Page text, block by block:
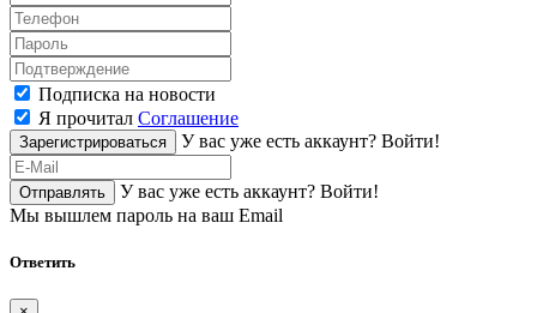
Подписка на новости
Я прочитал Соглашение
Зарегистрироваться У вас уже есть аккаунт? Войти!
Отправлять У вас уже есть аккаунт? Войти!
Мы вышлем пароль на ваш Email
Ответить